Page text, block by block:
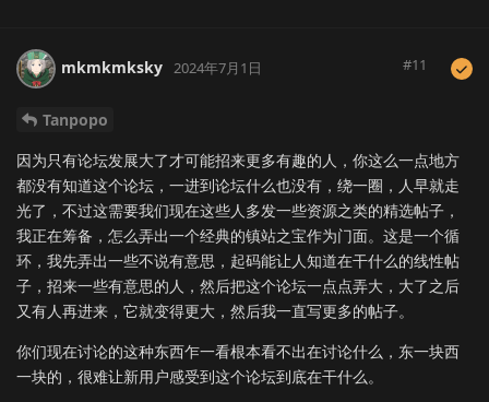
mkmkmksky 2024年7月1日 #11
Tanpopo
因为只有论坛发展大了才可能招来更多有趣的人，你这么一点地方
都没有知道这个论坛，一进到论坛什么也没有，绕一圈，人早就走
光了，不过这需要我们现在这些人多发一些资源之类的精选帖子，
我正在筹备，怎么弄出一个经典的镇站之宝作为门面。这是一个循
环，我先弄出一些不说有意思，起码能让人知道在干什么的线性帖
子，招来一些有意思的人，然后把这个论坛一点点弄大，大了之后
又有人再进来，它就变得更大，然后我一直写更多的帖子。
你们现在讨论的这种东西乍一看根本看不出在讨论什么，东一块西
一块的，很难让新用户感受到这个论坛到底在干什么。